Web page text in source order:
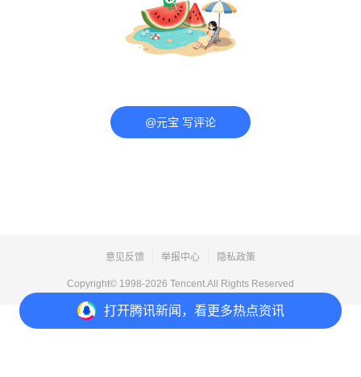
打开腾讯新闻，看更多热点资讯
@元宝 写评论
意见反馈 举报中心 隐私政策
Copyright© 1998-2026 Tencent.All Rights Reserved